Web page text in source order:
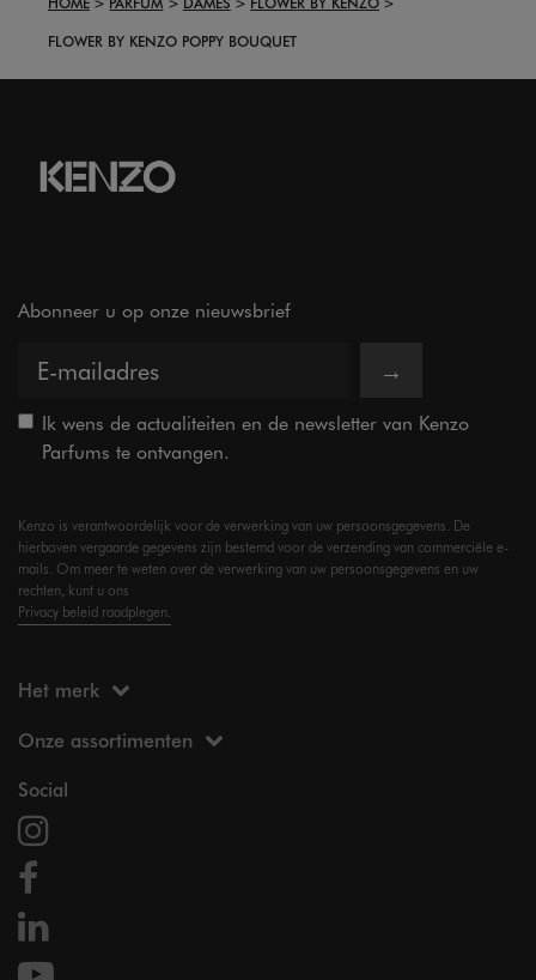
FLOWER BY KENZO POPPY BOUQUET
Abonneer u op onze nieuwsbrief
→
Ik wens de actualiteiten en de newsletter van Kenzo
Parfums te ontvangen.
Kenzo is verantwoordelijk voor de verwerking van uw persoonsgegevens. De
hierboven vergaarde gegevens zijn bestemd voor de verzending van commerciële e-
mails. Om meer te weten over de verwerking van uw persoonsgegevens en uw
rechten, kunt u ons
Privacy beleid raadplegen.
Het merk
Onze assortimenten
Social